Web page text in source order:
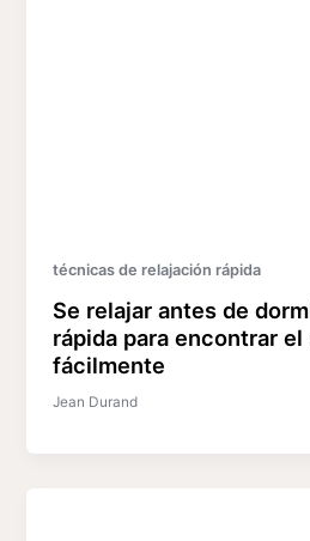
técnicas de relajación rápida
Se relajar antes de
rápida para encontrar el
fácilmente
Jean Durand